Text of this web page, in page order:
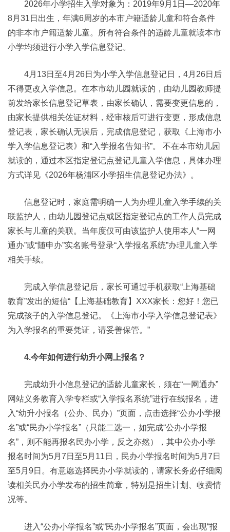
2026年小学招生入学对象为：2019年9月1日—2020年
8月31日出生，年满6周岁的本市户籍适龄儿童和符合条件
的非本市户籍适龄儿童。所有符合条件的适龄儿童就读本市
小学均须进行小学入学信息登记。
4月13日至4月26日为小学入学信息登记日，4月26日后
不得更改入学信息。在本市幼儿园就读的，由幼儿园教师提
前发给家长信息登记草表，由家长确认，需要变更信息的，
由家长提供相关佐证材料，经审核后可进行变更，形成信息
登记表，家长确认无误后，完成信息登记，获取《上海市小
学入学信息登记表》和“入学报名告知书”。 不在本市幼儿园
就读的，通过本区指定登记点登记儿童入学信息，具体办理
方式详见《2026年杨浦区小学招生信息登记办法》。
信息登记时，家庭需明确一人为办理儿童入学手续的关
联监护人，由幼儿园登记点或区指定登记点的工作人员完成
家长与儿童的关联。当年度仅可由该监护人使用本人“一网
通办”或“随申办”实名账号登录“入学报名系统”办理儿童入学
相关手续。
完成入学信息登记后，家长可通过手机获取“上海基础
教育”发出的短信“【上海基础教育】XXX家长：您好！您已
完成孩子的入学信息登记。《上海市小学入学信息登记表》
为入学报名的重要凭证，请妥善保管。”
4.今年如何进行幼升小网上报名？
完成幼升小信息登记的适龄儿童家长，须在“一网通办”
网站义务教育入学专栏或“入学报名系统”进行在线报名，进
入“幼升小报名（公办、民办）”页面，点击选择“公办小学报
名”或“民办小学报名”（只能二选一，如完成“公办小学报
名”，则不能再报名民办小学，反之亦然），其中公办小学
报名时间为5月7日至5月11日，民办小学报名时间为5月7日
至5月9日。有意愿选择民办小学就读的，请家长务必仔细阅
读相关民办小学发布的招生简章，特别是招生计划、收费情
况等。
进入“公办小学报名”或“民办小学报名”页面，会出现“报